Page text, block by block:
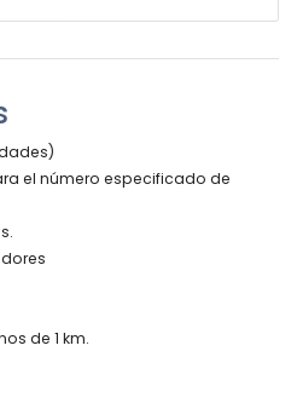
Jávea (a menos de 5 kilómetros
Jávea (a menos de 3
Aduanas del Mar, Jávea (a
la villa)
Jávea (a menos de 10
Alicante (a menos de 100
cercano: Valencia (> 100
para familias con niños
el número especificado de
de 1 km.